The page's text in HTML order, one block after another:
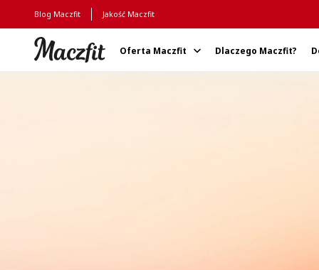
Blog Maczfit Jakość Maczfit
Oferta Maczfit Dlaczego Maczfit?